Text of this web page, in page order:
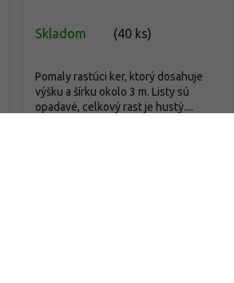
Skladom (40 ks)
Pomaly rastúci ker, ktorý dosahuje
výšku a šírku okolo 3 m. Listy sú
opadavé, celkový rast je hustý....